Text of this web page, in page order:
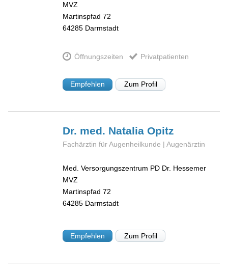
MVZ
Martinspfad 72
64285 Darmstadt
Öffnungszeiten Privatpatienten
Empfehlen Zum Profil
Dr. med. Natalia Opitz
Fachärztin für Augenheilkunde | Augenärztin
Med. Versorgungszentrum PD Dr. Hessemer
MVZ
Martinspfad 72
64285 Darmstadt
Empfehlen Zum Profil